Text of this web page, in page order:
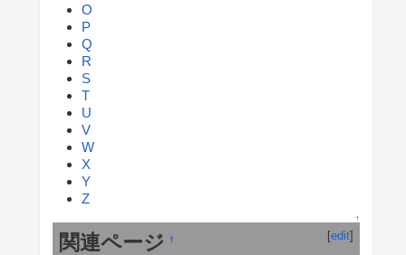
O
P
Q
R
S
T
U
V
W
X
Y
Z
↑
関連ページ † [edit]